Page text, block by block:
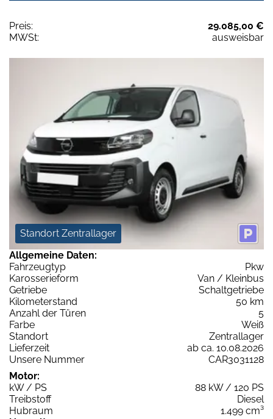
Preis:
29.085,00 €
MWSt:
ausweisbar
Standort Zentrallager
Allgemeine Daten:
Fahrzeugtyp
Pkw
Karosserieform
Van / Kleinbus
Getriebe
Schaltgetriebe
Kilometerstand
50 km
Anzahl der Türen
5
Farbe
Weiß
Standort
Zentrallager
Lieferzeit
ab ca. 10.08.2026
Unsere Nummer
CAR3031128
Motor:
kW / PS
88 kW / 120 PS
Treibstoff
Diesel
Hubraum
1.499 cm³